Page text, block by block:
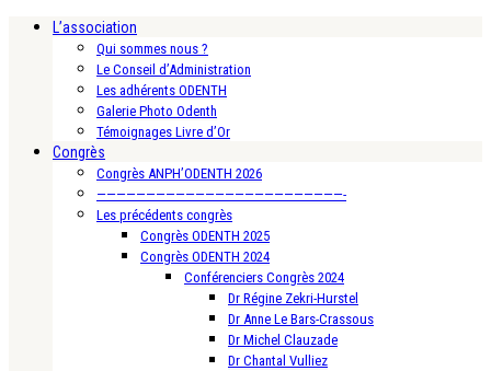
L’association
Qui sommes nous ?
Le Conseil d’Administration
Les adhérents ODENTH
Galerie Photo Odenth
Témoignages Livre d’Or
Congrès
Congrès ANPH’ODENTH 2026
—————————————————————————-
Les précédents congrès
Congrès ODENTH 2025
Congrès ODENTH 2024
Conférenciers Congrès 2024
Dr Régine Zekri-Hurstel
Dr Anne Le Bars-Crassous
Dr Michel Clauzade
Dr Chantal Vulliez